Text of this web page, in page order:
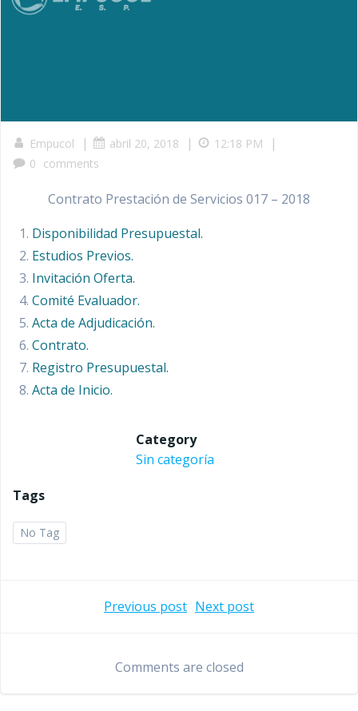
Empucol | abril 20, 2018 | 12:18 PM |
0 comments
Contrato Prestación de Servicios 017 – 2018
Disponibilidad Presupuestal.
Estudios Previos.
Invitación Oferta.
Comité Evaluador.
Acta de Adjudicación.
Contrato.
Registro Presupuestal.
Acta de Inicio.
Category
Sin categoría
Tags
No Tag
Navegación
de
Previous post
de
Next post
Comments are closed